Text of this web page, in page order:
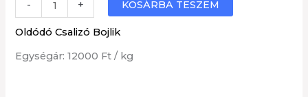
-
Barack
oldódó
csalizó
+ KOSÁRBA TESZEM
Oldódó Csalizó Bojlik
Egységár: 12000 Ft / kg